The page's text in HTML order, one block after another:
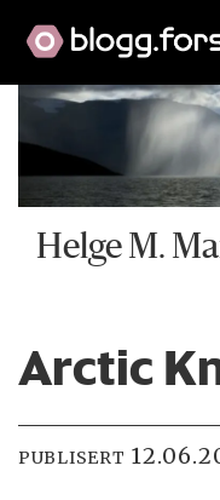
Helge M.
Arctic
PUBLISERT